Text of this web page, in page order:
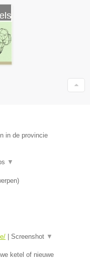
in de provincie
▼
)
Screenshot ▼
ketel of nieuwe